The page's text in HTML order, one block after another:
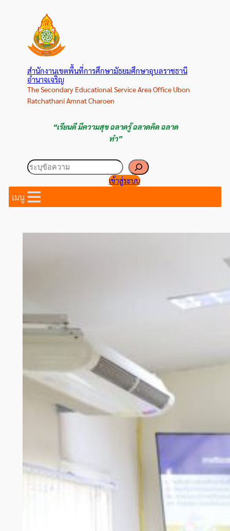
สำนักงานเขตพื้นที่การศึกษามัธยมศึกษาอุบลราชธานี
อำนาจเจริญ
The Secondary Educational Service Area Office Ubon
Ratchathani Amnat Charoen
“เรียนดี มีความสุข ฉลาดรู้ ฉลาดคิด ฉลาด
ทำ”
ค้นหา
เข้าสู่ระบบ
เมนู